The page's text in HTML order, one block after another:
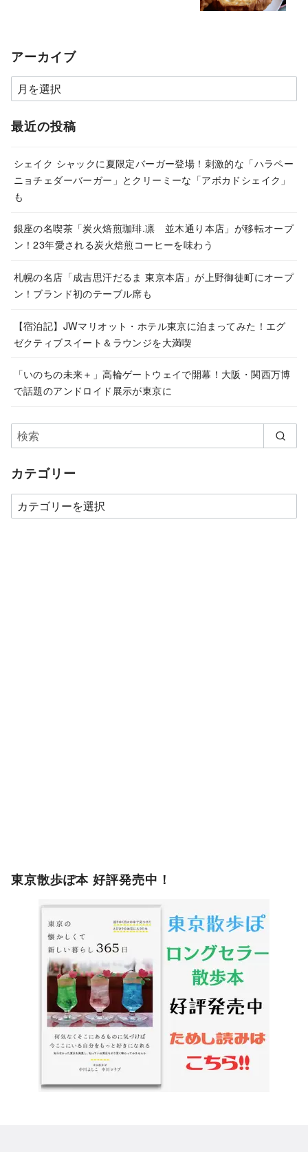
アーカイブ
ア
ー
カ
ブ
最近の投稿
シェイク シャックに夏限定バーガー登場！刺激的な「ハラペー
ニョチェダーバーガー」とクリーミーな「アボカドシェイク」
も
銀座の名喫茶「炭火焙煎珈琲.凛 並木通り本店」が移転オープ
ン！23年愛される炭火焙煎コーヒーを味わう
札幌の名店「成吉思汗だるま 東京本店」が上野御徒町にオープ
ン！ブランド初のテーブル席も
【宿泊記】JWマリオット・ホテル東京に泊まってみた！エグ
ゼクティブスイート＆ラウンジを大満喫
「いのちの未来＋」高輪ゲートウェイで開幕！大阪・関西万博
で話題のアンドロイド展示が東京に
カテゴリー
カ
テ
東京散歩ぽ本 好評発売中！